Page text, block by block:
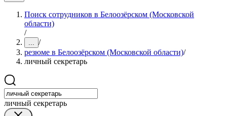
Поиск сотрудников в Белоозёрском (Московской
области)
/
... /
резюме в Белоозёрском (Московской области)/
личный секретарь
личный секретарь